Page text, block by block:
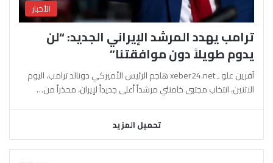
الأخبار
ترامب يهدد المرشد الإيراني الجديد: “لن
يدوم طويلاً دون موافقتنا”
آفرين علو ـ xeber24.net هاجم الرئيس الأميركي دونالد ترامب، اليوم
الاثنين، انتخاب مجتبى خامنئي مرشداً أعلى جديداً لإيران، محذراً من…
تحميل المزيد